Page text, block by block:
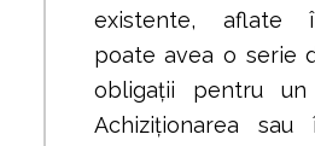
existente, aflate
poate avea o serie
obligații pentru un
Achiziționarea sau